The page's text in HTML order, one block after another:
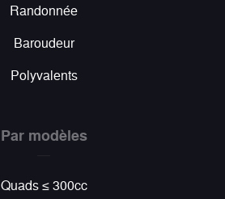
Randonnée
Baroudeur
Polyvalents
Par modèles
Quads ≤ 300cc